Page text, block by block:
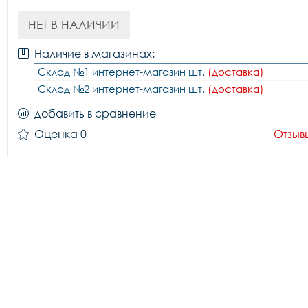
НЕТ В НАЛИЧИИ
Наличие в магазинах:
Склад №1 интернет-магазин шт. (доставка)
Склад №2 интернет-магазин шт. (доставка)
добавить в сравнение
Оценка 0